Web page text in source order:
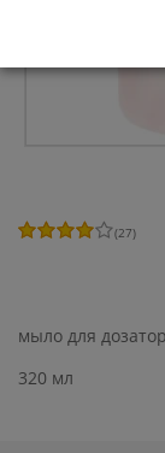
(27)
мыло для
320 мл